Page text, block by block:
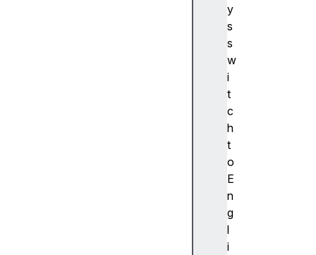
y
s
s
w
i
t
c
h
t
o
E
n
g
l
i